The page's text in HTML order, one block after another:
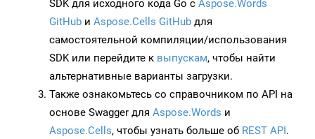
SDK для исходного кода Go с Aspose.Words
GitHub и Aspose.Cells GitHub для
самостоятельной компиляции/использования
SDK или перейдите к выпускам, чтобы найти
альтернативные варианты загрузки.
Также ознакомьтесь со справочником по API на
основе Swagger для Aspose.Words и
Aspose.Cells, чтобы узнать больше об REST API.